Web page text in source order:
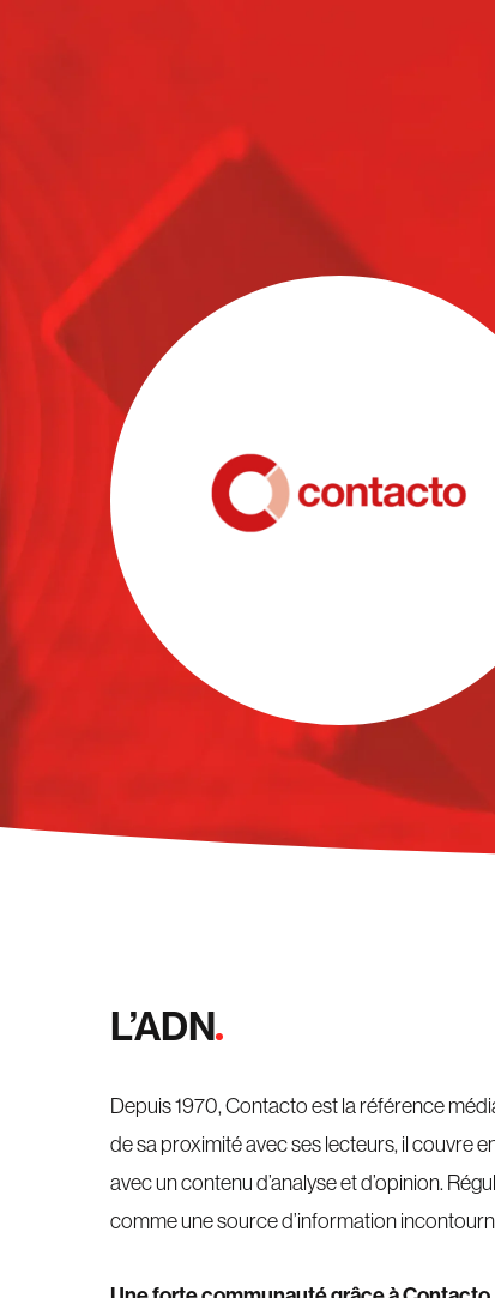
L’ADN
Depuis 1970, Contacto est la référence
de sa proximité avec ses lecteurs, il couvre
avec un contenu d’analyse et d’opinion.
comme une source d’information